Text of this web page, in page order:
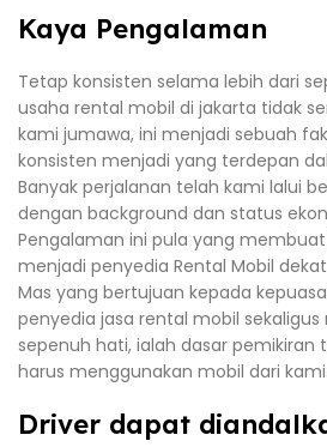
Kaya Pengalaman
Tetap konsisten selama lebih dari
usaha rental mobil di jakarta tidak
kami jumawa, ini menjadi sebuah
konsisten menjadi yang terdepan
Banyak perjalanan telah kami lalui
dengan background dan status
Pengalaman ini pula yang
menjadi penyedia Rental Mobil
Mas yang bertujuan kepada
penyedia jasa rental mobil
sepenuh hati, ialah dasar
harus menggunakan mobil dari kami.
Driver dapat